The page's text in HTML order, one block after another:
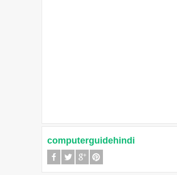
computerguidehindi